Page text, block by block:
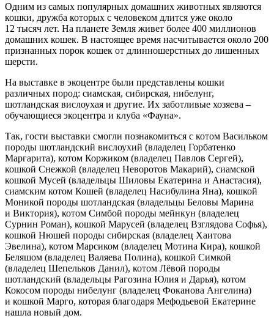
Одним из самых популярных домашних животных являются
кошки, дружба которых с человеком длится уже около
12 тысяч лет. На планете Земля живет более 400 миллионов
домашних кошек. В настоящее время насчитывается около 200
признанных порок кошек от длинношерстных до лишенных
шерсти.
На выставке в экоцентре были представлены кошки
различных пород: сиамская, сибирская, нибелунг,
шотландская вислоухая и другие. Их заботливые хозяева –
обучающиеся экоцентра и клуба «Фауна».
Так, гости выставки смогли познакомиться с котом Васильком
породы шотландский вислоухий (владелец Горбатенко
Маргарита), котом Коржиком (владелец Павлов Сергей),
кошкой Снежкой (владелец Неворотов Макарий), сиамской
кошкой Мусей (владельцы Шиловы Екатерина и Анастасия),
сиамским котом Кошей (владелец Насибулина Яна), кошкой
Моникой породы шотландская (владельцы Беловы Марина
и Виктория), котом Симбой породы мейнкун (владелец
Сурнин Роман), кошкой Марусей (владелец Взглядова Софья),
кошкой Нюшей породы сибирская (владелец Хаитова
Эвелина), котом Марсиком (владелец Мотина Кира), кошкой
Беляшом (владелец Валяева Полина), кошкой Симкой
(владелец Шепельков Данил), котом Лёвой породы
шотландский (владельцы Рагозина Юлия и Дарья), котом
Кокосом породы нибелунг (владелец Фоканова Ангелина)
и кошкой Марго, которая благодаря Мефодьевой Екатерине
нашла новый дом.